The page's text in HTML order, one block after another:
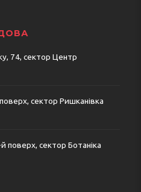
74, сектор Центр
сектор Ришканівка
поверх, сектор Ботаніка